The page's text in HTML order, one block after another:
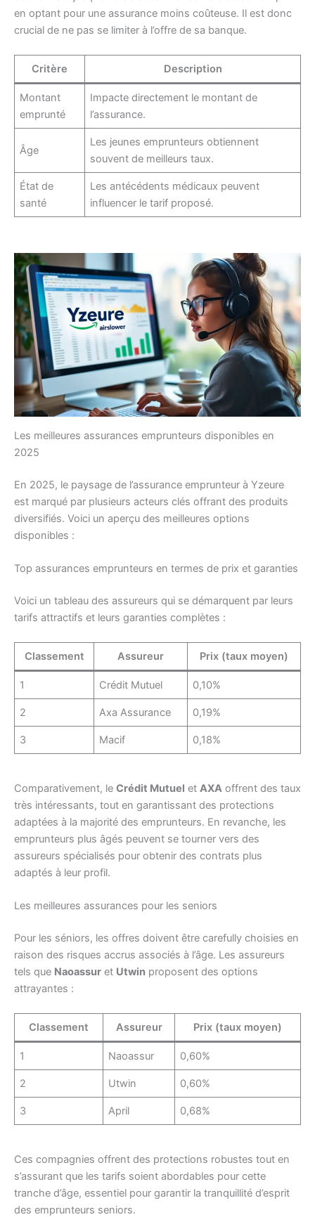
en optant pour une assurance moins coûteuse. Il est donc
crucial de ne pas se limiter à l’offre de sa banque.
Critère Description
Montant
emprunté
Impacte directement le montant de
l’assurance.
Âge
Les jeunes emprunteurs obtiennent
souvent de meilleurs taux.
État de
santé
Les antécédents médicaux peuvent
influencer le tarif proposé.
Les meilleures assurances emprunteurs disponibles en
2025
En 2025, le paysage de l’assurance emprunteur à Yzeure
est marqué par plusieurs acteurs clés offrant des produits
diversifiés. Voici un aperçu des meilleures options
disponibles :
Top assurances emprunteurs en termes de prix et garanties
Voici un tableau des assureurs qui se démarquent par leurs
tarifs attractifs et leurs garanties complètes :
Classement Assureur Prix (taux moyen)
1 Crédit Mutuel 0,10%
2 Axa Assurance 0,19%
3 Macif 0,18%
Comparativement, le Crédit Mutuel et AXA offrent des taux
très intéressants, tout en garantissant des protections
adaptées à la majorité des emprunteurs. En revanche, les
emprunteurs plus âgés peuvent se tourner vers des
assureurs spécialisés pour obtenir des contrats plus
adaptés à leur profil.
Les meilleures assurances pour les seniors
Pour les séniors, les offres doivent être carefully choisies en
raison des risques accrus associés à l’âge. Les assureurs
tels que Naoassur et Utwin proposent des options
attrayantes :
Classement Assureur Prix (taux moyen)
1 Naoassur 0,60%
2 Utwin 0,60%
3 April 0,68%
Ces compagnies offrent des protections robustes tout en
s’assurant que les tarifs soient abordables pour cette
tranche d’âge, essentiel pour garantir la tranquillité d’esprit
des emprunteurs seniors.